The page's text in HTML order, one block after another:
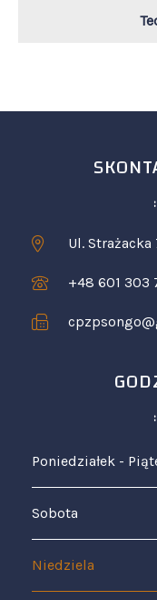
Ul. Strażacka
+48 601 303
Poniedziałek -
Sobota
Niedziela